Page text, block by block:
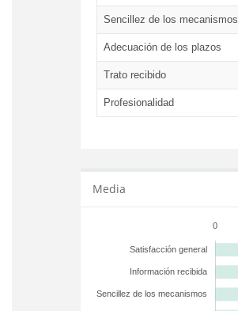
Sencillez de los mecanismos
Adecuación de los plazos
Trato recibido
Profesionalidad
Media
0
Satisfacción general
Información recibida
Sencillez de los mecanismos